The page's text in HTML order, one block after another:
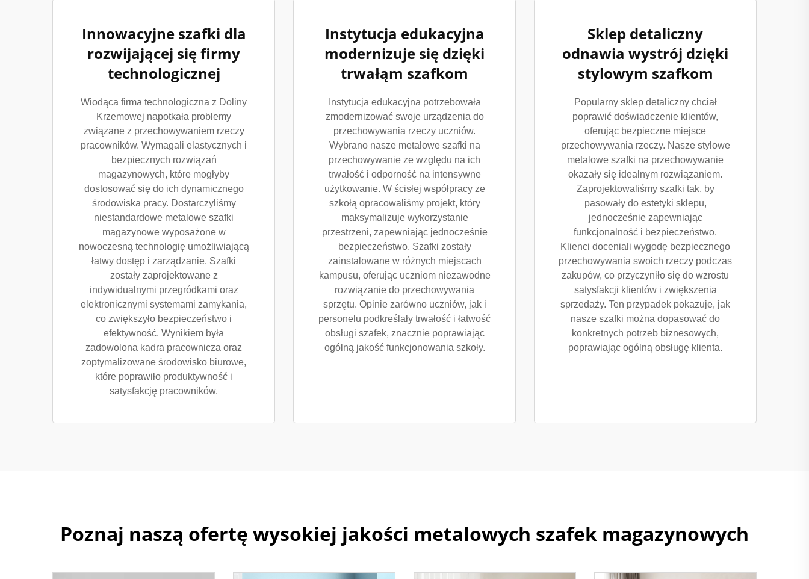
Innowacyjne szafki dla
rozwijającej się firmy
technologicznej
Wiodąca firma technologiczna z Doliny
Krzemowej napotkała problemy
związane z przechowywaniem rzeczy
pracowników. Wymagali elastycznych i
bezpiecznych rozwiązań
magazynowych, które mogłyby
dostosować się do ich dynamicznego
środowiska pracy. Dostarczyliśmy
niestandardowe metalowe szafki
magazynowe wyposażone w
nowoczesną technologię umożliwiającą
łatwy dostęp i zarządzanie. Szafki
zostały zaprojektowane z
indywidualnymi przegródkami oraz
elektronicznymi systemami zamykania,
co zwiększyło bezpieczeństwo i
efektywność. Wynikiem była
zadowolona kadra pracownicza oraz
zoptymalizowane środowisko biurowe,
które poprawiło produktywność i
satysfakcję pracowników.
Instytucja edukacyjna
modernizuje się dzięki
trwałąm szafkom
Instytucja edukacyjna potrzebowała
zmodernizować swoje urządzenia do
przechowywania rzeczy uczniów.
Wybrano nasze metalowe szafki na
przechowywanie ze względu na ich
trwałość i odporność na intensywne
użytkowanie. W ścisłej współpracy ze
szkołą opracowaliśmy projekt, który
maksymalizuje wykorzystanie
przestrzeni, zapewniając jednocześnie
bezpieczeństwo. Szafki zostały
zainstalowane w różnych miejscach
kampusu, oferując uczniom niezawodne
rozwiązanie do przechowywania
sprzętu. Opinie zarówno uczniów, jak i
personelu podkreślały trwałość i łatwość
obsługi szafek, znacznie poprawiając
ogólną jakość funkcjonowania szkoły.
Sklep detaliczny
odnawia wystrój dzięki
stylowym szafkom
Popularny sklep detaliczny chciał
poprawić doświadczenie klientów,
oferując bezpieczne miejsce
przechowywania rzeczy. Nasze stylowe
metalowe szafki na przechowywanie
okazały się idealnym rozwiązaniem.
Zaprojektowaliśmy szafki tak, by
pasowały do estetyki sklepu,
jednocześnie zapewniając
funkcjonalność i bezpieczeństwo.
Klienci doceniali wygodę bezpiecznego
przechowywania swoich rzeczy podczas
zakupów, co przyczyniło się do wzrostu
satysfakcji klientów i zwiększenia
sprzedaży. Ten przypadek pokazuje, jak
nasze szafki można dopasować do
konkretnych potrzeb biznesowych,
poprawiając ogólną obsługę klienta.
Poznaj naszą ofertę wysokiej jakości metalowych szafek magazynowych